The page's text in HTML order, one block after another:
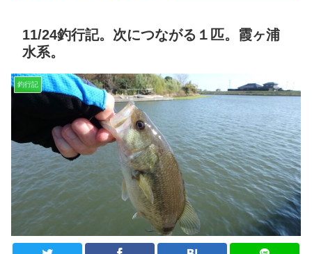
11/24釣行記。次につながる１匹。霞ヶ浦
水系。
釣行記